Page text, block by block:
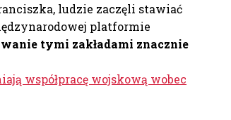
ludzie zaczęli stawiać
platformie
tymi zakładami znacznie
współpracę wojskową wobec